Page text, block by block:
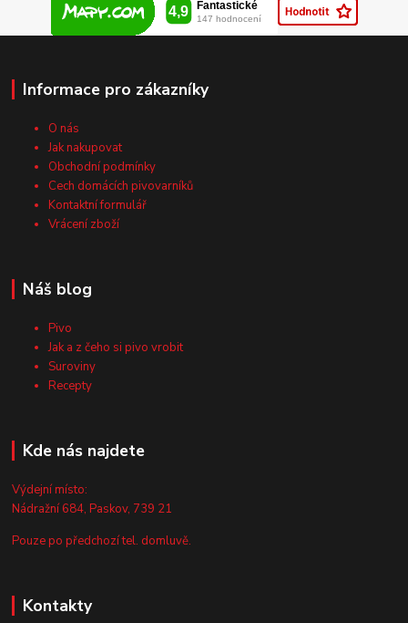
Informace pro zákazníky
O nás
Jak nakupovat
Obchodní podmínky
Cech domácích pivovarníků
Kontaktní formulář
Vrácení zboží
Náš blog
Pivo
Jak a z čeho si pivo vrobit
Suroviny
Recepty
Kde nás najdete
Výdejní místo:
Nádražní 684, Paskov, 739 21
Pouze po předchozí tel. domluvě.
Kontakty